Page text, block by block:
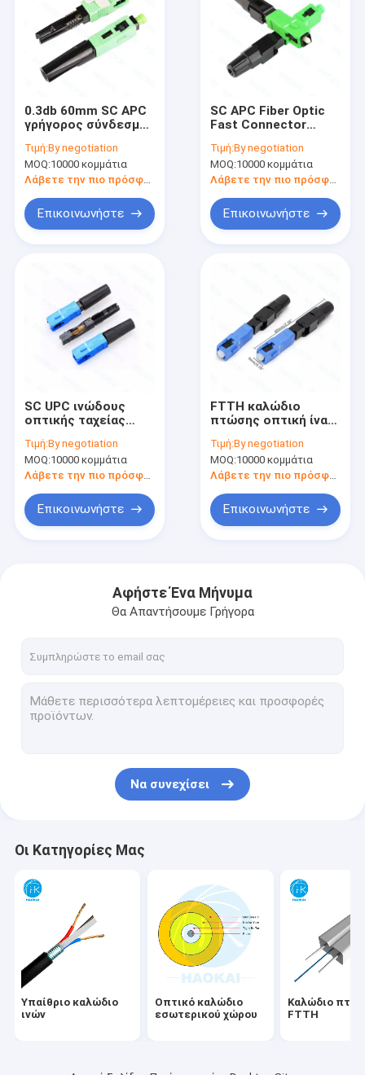
Προϊόντα
Βίντεο
Σχετικά με εμάς
Ζητήστε ένα απόσπασμα
Οπτικό καλώδιο εσωτερικού χώρου
Σκοινί μπαλωμάτων FTTH
Θραύστης PLC ινών
Συσκευές για καλώδια οπτικών ινών
Τελικό κιβώτιο
Γρήγορος συνδετήρας ινών
Δικτυακό καλώδιο LAN
0.3db 60mm SC APC
γρήγορος σύνδεσμος
γρήγορος σύνδεσμος
Τιμή:By negotiation
MOQ:10000 κομμάτια
Λάβετε την πιο πρόσφατη τιμή
Επικοινωνήστε
SC APC Fiber Optic
Fast Connector
Optic Quick
Connector
Τιμή:By negotiation
MOQ:10000 κομμάτια
Λάβετε την πιο πρόσφατη τιμή
Επικοινωνήστε
SC UPC ινώδους
οπτικής ταχείας
mm μονοτρόπου SC
ινώδους σύνδεσης
Τιμή:By negotiation
MOQ:10000 κομμάτια
Λάβετε την πιο πρόσφατη τιμή
Επικοινωνήστε
FTTH καλώδιο
πτώσης οπτική ίνα
ίνα SC UPC γρήγορος
σύνδεσμος
Τιμή:By negotiation
MOQ:10000 κομμάτια
Λάβετε την πιο πρόσφατη τιμή
Επικοινωνήστε
Αφήστε Ένα Μήνυμα
Θα Απαντήσουμε Γρήγορα
Να συνεχίσει
Οι Κατηγορίες Μας
Υπαίθριο καλώδιο
ινών
Οπτικό καλώδιο
εσωτερικού χώρου
Καλώδιο
FTTH